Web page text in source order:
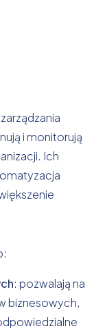
i monitorują
Ich
: pozwalają na
biznesowych,